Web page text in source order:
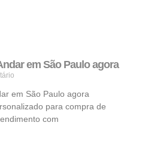
em São Paulo agora
em São Paulo agora
para compra de
com